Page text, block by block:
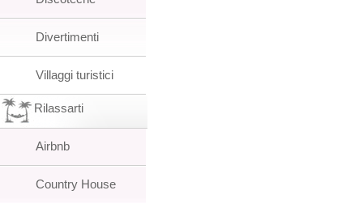
Divertimenti
Villaggi turistici
Rilassarti
Airbnb
Country House